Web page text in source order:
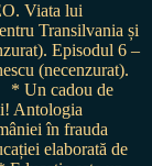
Viata lui
Transilvania și
Episodul 6 –
(necenzurat).
* Un cadou de
Antologia
în frauda
elaborată de